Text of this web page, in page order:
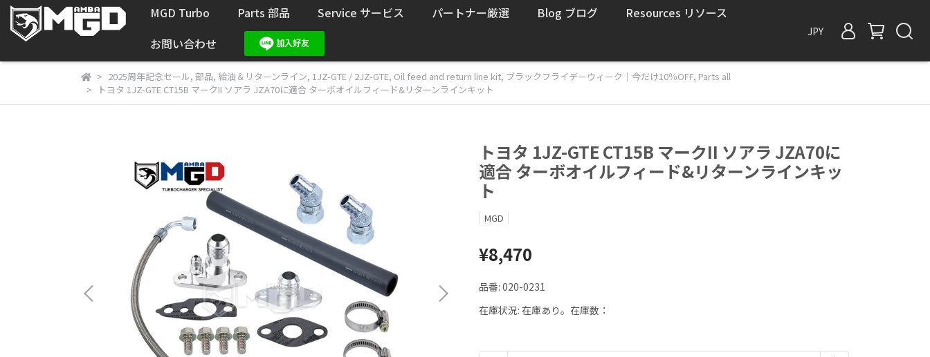
MGD Turbo Parts 部品 Service サービス パートナー厳選 Blog ブログ
Resources リソース
お問い合わせ
JPY
2025周年記念セール, 部品, 給油＆リターンライン, 1JZ-GTE / 2JZ-GTE, Oil feed and return line kit, ブラックフライデーウィーク｜今だけ10％OFF, Parts all
トヨタ 1JZ-GTE CT15B マークII ソアラ JZA70に適合 ターボオイルフィード&リターンラインキット
トヨタ 1JZ-GTE CT15B マークII ソアラ JZA70に
適合 ターボオイルフィード&リターンラインキッ
ト
MGD
¥8,470
品番: 020-0231
在庫状況: 在庫あり。在庫数：